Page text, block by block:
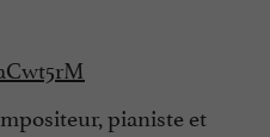
pianiste et